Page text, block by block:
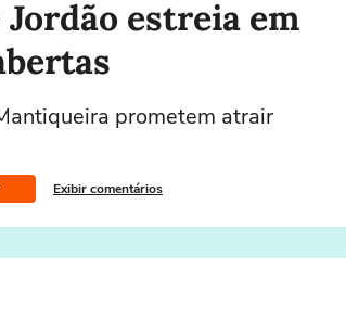
estreia em
prometem atrair
Exibir comentários